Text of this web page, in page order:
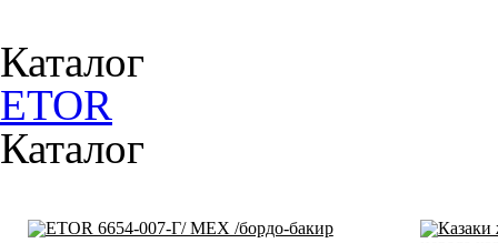
Каталог
ETOR
Каталог